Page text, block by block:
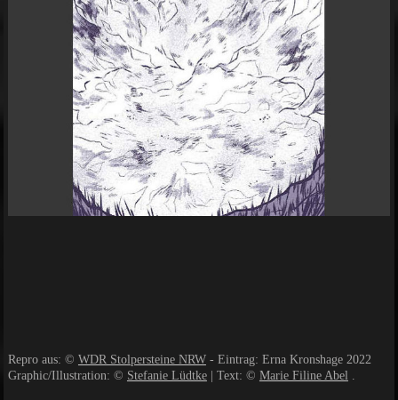
Repro aus: © WDR Stolpersteine NRW- Eintrag: Erna Kronshage 2022
Graphic/Illustration: © Stefanie Lüdtke | Text: © Marie Filine Abel